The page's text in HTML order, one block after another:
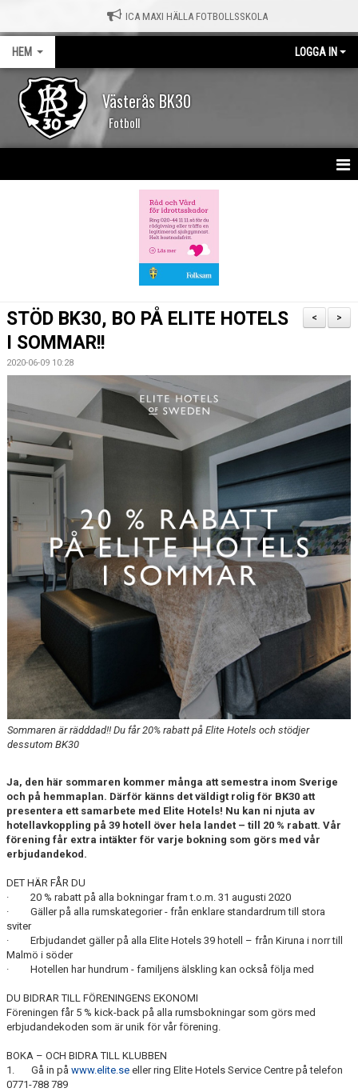
ICA MAXI HÄLLA FOTBOLLSSKOLA
HEM LOGGA IN
Västerås BK30
Fotboll
OM KLUBBEN
VÅRA LAG/TRÄNARE
NY I BK30
WIMANS MINNESFOND
DOKUMENT
>
<
STÖD BK30, BO PÅ ELITE HOTELS
I SOMMAR!!
2020-06-09 10:28
Sommaren är rädddad!! Du får 20% rabatt på Elite Hotels och stödjer
dessutom BK30
Ja, den här sommaren kommer många att semestra inom Sverige
och på hemmaplan. Därför känns det väldigt rolig för BK30 att
presentera ett samarbete med Elite Hotels! Nu kan ni njuta av
hotellavkoppling på 39 hotell över hela landet – till 20 % rabatt. Vår
förening får extra intäkter för varje bokning som görs med vår
erbjudandekod.
DET HÄR FÅR DU
· 20 % rabatt på alla bokningar fram t.o.m. 31 augusti 2020
· Gäller på alla rumskategorier - från enklare standardrum till stora
sviter
· Erbjudandet gäller på alla Elite Hotels 39 hotell – från Kiruna i norr till
Malmö i söder
· Hotellen har hundrum - familjens älskling kan också följa med
DU BIDRAR TILL FÖRENINGENS EKONOMI
Föreningen får 5 % kick-back på alla rumsbokningar som görs med
erbjudandekoden som är unik för vår förening.
BOKA – OCH BIDRA TILL KLUBBEN
1. Gå in på www.elite.se eller ring Elite Hotels Service Centre på telefon
0771-788 789